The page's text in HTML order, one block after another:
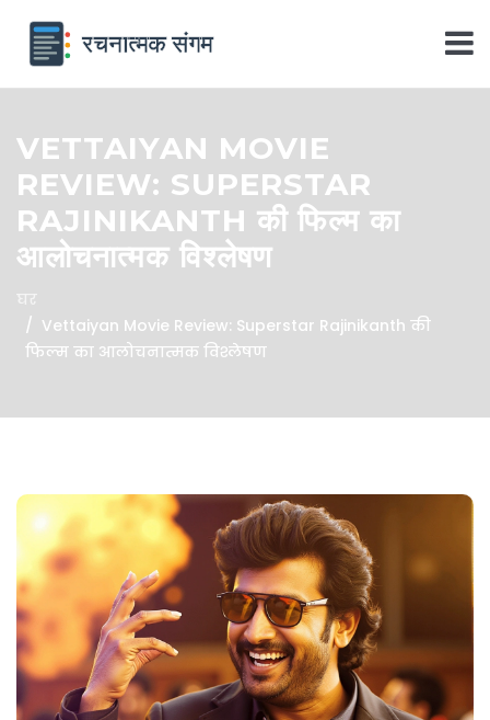
VETTAIYAN MOVIE
REVIEW: SUPERSTAR
RAJINIKANTH की फिल्म का
आलोचनात्मक विश्लेषण
घर
Vettaiyan Movie Review: Superstar Rajinikanth की
फिल्म का आलोचनात्मक विश्लेषण